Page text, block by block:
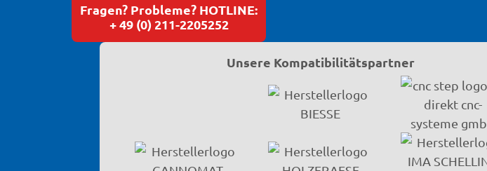
Fragen? Probleme? HOTLINE:
+ 49 (0) 211-2205252
Unsere Kompatibilitätspartner